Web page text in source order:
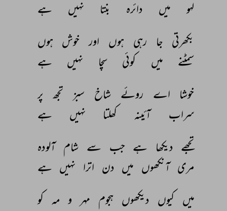
لہو
میں دائرہ بنتا نہیں
ہے
بکھرتی جا رہی ہوں اور خوش ہوں
سمٹنے
میں کوئی سچا نہیں
ہے
خوشا
اے روئے شاخ سبز تجھ
پر
سراب
آئینہ کھلتا نہیں
ہے
تجھے دیکھا ہے جب سے شام آلودہ
مری آنکھوں میں دن اترا نہیں ہے
میں کیوں دیکھوں ہجوم مہر و مہ کو